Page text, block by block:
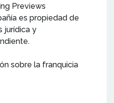
Previews
es propiedad de
jurídica y
sobre la franquicia